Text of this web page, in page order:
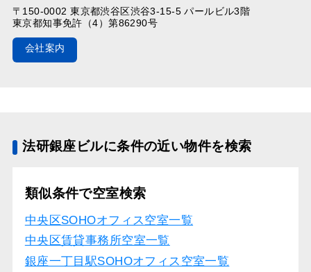
〒150-0002 東京都渋谷区渋谷3-15-5 パールビル3階
東京都知事免許（4）第86290号
会社案内
法研銀座ビルに条件の近い物件を検索
類似条件で空室検索
中央区SOHOオフィス空室一覧
中央区賃貸事務所空室一覧
銀座一丁目駅SOHOオフィス空室一覧